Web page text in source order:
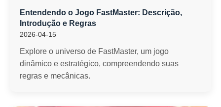
Entendendo o Jogo FastMaster: Descrição,
Introdução e Regras
2026-04-15
Explore o universo de FastMaster, um jogo
dinâmico e estratégico, compreendendo suas
regras e mecânicas.